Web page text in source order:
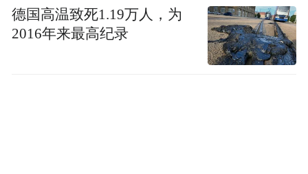
德国高温致死1.19万人，为
2016年来最高纪录